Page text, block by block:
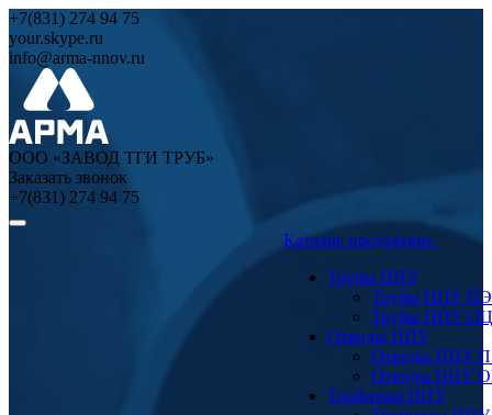
+7(831) 274 94 75
your.skype.ru
info@arma-nnov.ru
ООО «ЗАВОД ТГИ ТРУБ»
Заказать звонок
+7(831) 274 94 75
Каталог продукции
Трубы ППУ
Трубы ППУ ПЭ
Трубы ППУ ОЦ
Отводы ППУ
Отводы ППУ
Отводы ППУ
Тройники ППУ